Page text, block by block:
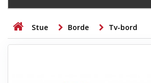
STUE
Stue Borde Tv-bord